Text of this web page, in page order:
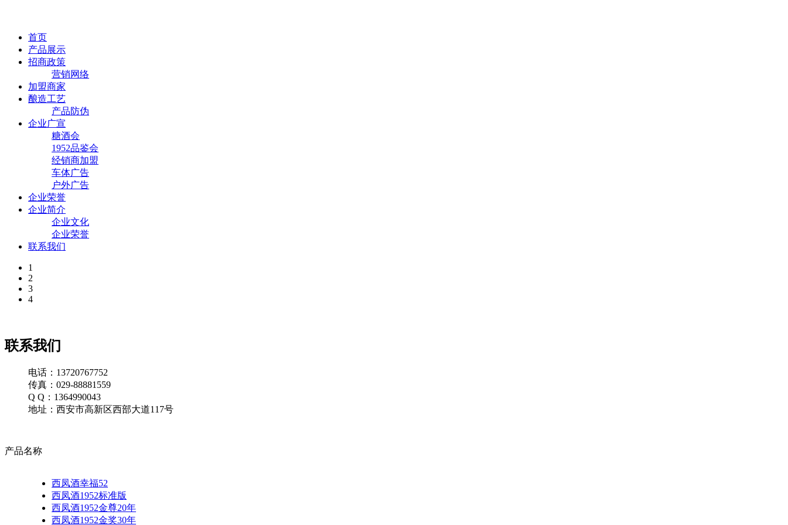
首页
产品展示
招商政策
营销网络
加盟商家
酿造工艺
产品防伪
企业广宣
糖酒会
1952品鉴会
经销商加盟
车体广告
户外广告
企业荣誉
企业简介
企业文化
企业荣誉
联系我们
1
2
3
4
联系我们
电话：13720767752
传真：029-88881559
Q Q：1364990043
地址：西安市高新区西部大道117号
产品名称
西凤酒幸福52
西凤酒1952标准版
西凤酒1952金尊20年
西凤酒1952金奖30年